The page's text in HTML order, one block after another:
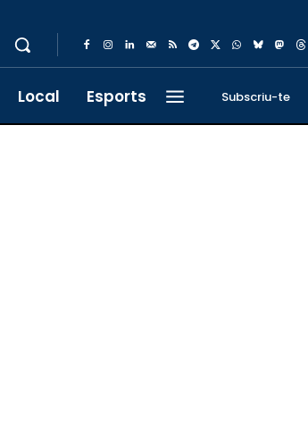
Local Esports Subscriu-te